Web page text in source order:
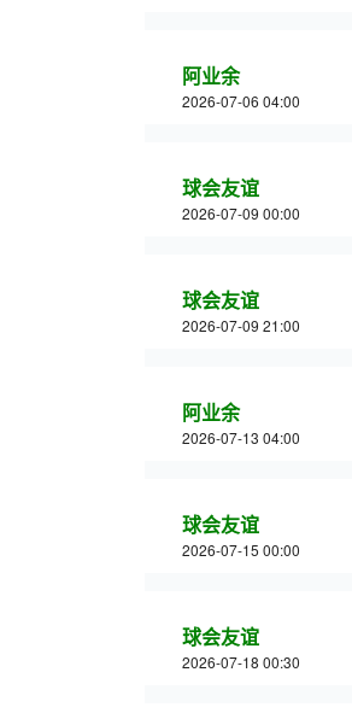
阿业余
2026-07-06 04:00
球会友谊
2026-07-09 00:00
球会友谊
2026-07-09 21:00
阿业余
2026-07-13 04:00
球会友谊
2026-07-15 00:00
球会友谊
2026-07-18 00:30